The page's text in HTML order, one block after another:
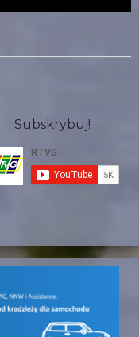
Subskrybuj!